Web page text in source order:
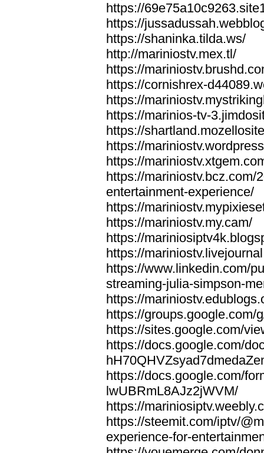
https://
https://
https://shaninka.tilda.ws/
http://mariniostv.mex.tl/
https://
https://cornishrex-
https://
https://marinios-tv-
https://
https://
https://
https://mariniostv.bcz.com/
entertainment-experience/
https://
https://mariniostv.my.cam/
https://
https://
https://www.linkedin.com/
streaming-julia-simpson-
https://
https://groups.google.com/
https://sites.google.com/
https://docs.google.com/
https://docs.google.com/
lwUBRmL8AJz2jWVM/
https://
https://steemit.com/iptv/
experience-for-